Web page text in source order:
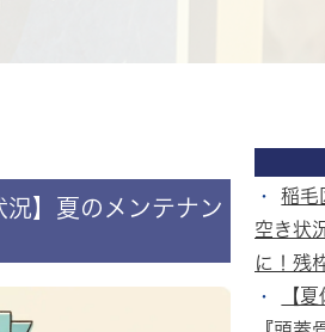
】夏のメンテナン
稲毛
空き状
に！残
【